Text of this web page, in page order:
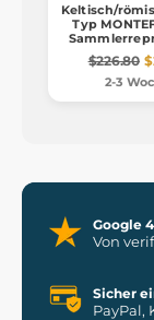
Keltisch/
Typ
$226.80
2-3
Google
Von
Sicher
PayPal,